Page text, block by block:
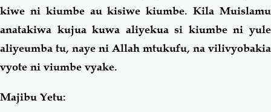
kiwe ni kiumbe au kisiwe kiumbe. Kila Muislamu
anatakiwa kujua kuwa aliyekua si kiumbe ni yule
aliyeumba tu, naye ni Allah mtukufu, na vilivyobakia
vyote ni viumbe vyake.
Majibu Yetu: